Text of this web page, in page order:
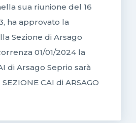
sua riunione del 16
ha approvato la
Sezione di Arsago
01/01/2024 la
di Arsago Seprio sarà
CAI di ARSAGO